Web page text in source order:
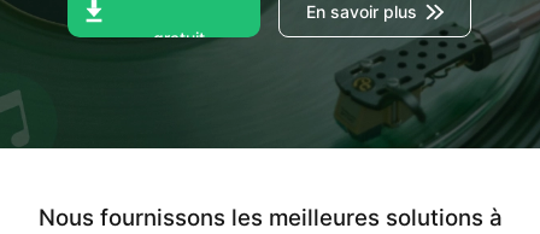
gratuit
En savoir plus
Nous fournissons les meilleures solutions à